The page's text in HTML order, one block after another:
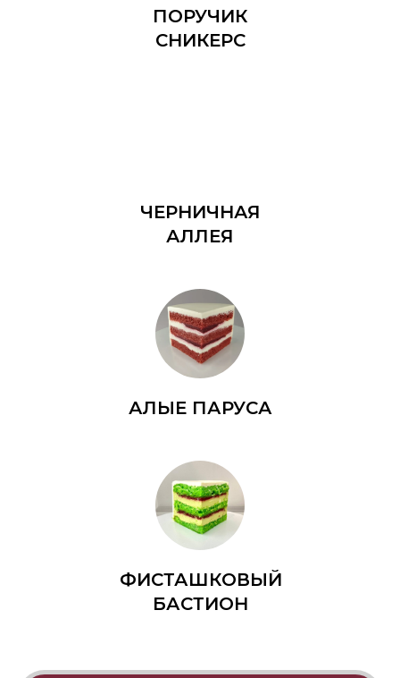
ПОРУЧИК
СНИКЕРС
ЧЕРНИЧНАЯ
АЛЛЕЯ
АЛЫЕ ПАРУСА
ФИСТАШКОВЫЙ
БАСТИОН